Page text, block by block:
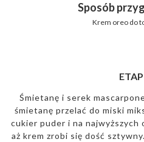
Sposób
Krem oreo do
Śmietanę i serek
śmietanę przelać do miski
cukier puder i na najwyższych
aż krem zrobi się dość